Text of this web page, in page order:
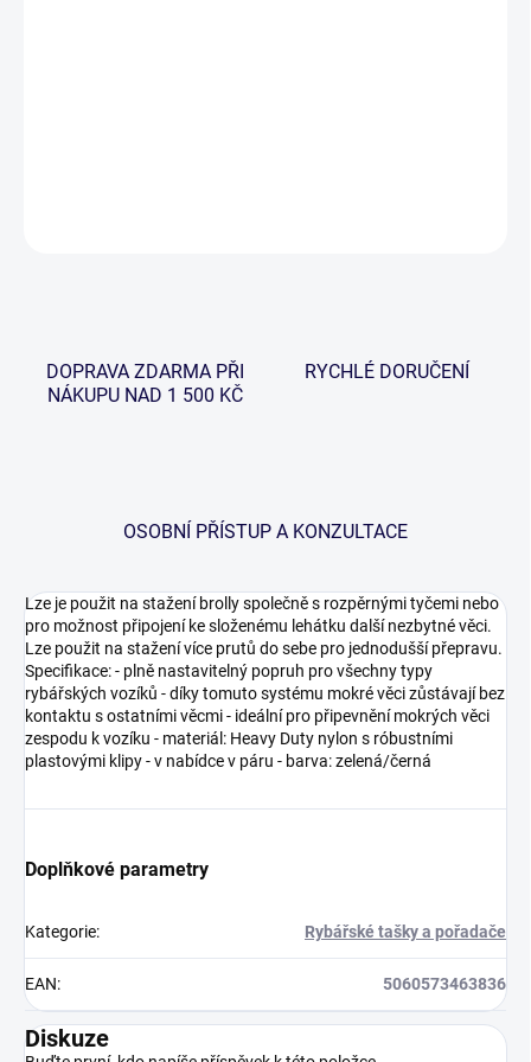
DOPRAVA ZDARMA PŘI
NÁKUPU NAD 1 500 KČ
RYCHLÉ DORUČENÍ
OSOBNÍ PŘÍSTUP A KONZULTACE
Lze je použit na stažení brolly společně s rozpěrnými tyčemi nebo
pro možnost připojení ke složenému lehátku další nezbytné věci.
Lze použit na stažení více prutů do sebe pro jednodušší přepravu.
Specifikace: - plně nastavitelný popruh pro všechny typy
rybářských vozíků - díky tomuto systému mokré věci zůstávají bez
kontaktu s ostatními věcmi - ideální pro připevnění mokrých věci
zespodu k vozíku - materiál: Heavy Duty nylon s róbustními
plastovými klipy - v nabídce v páru - barva: zelená/černá
Doplňkové parametry
Kategorie: Rybářské tašky a pořadače
EAN: 5060573463836
Diskuze